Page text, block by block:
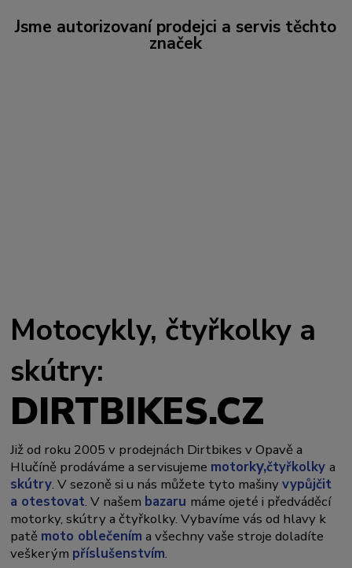
Jsme autorizovaní prodejci a servis těchto
značek
Motocykly, čtyřkolky a
skútry:
DIRTBIKES.CZ
Již od roku 2005 v prodejnách Dirtbikes v Opavě a
Hlučíně prodáváme a servisujeme motorky,čtyřkolkya
skútry. V sezoně si u nás můžete tyto mašinyvypůjčit
a otestovat. V našem bazaru máme ojeté i předváděcí
motorky, skútry a čtyřkolky. Vybavíme vás od hlavy k
patě moto oblečením a všechny vaše stroje doladíte
veškerým příslušenstvím.